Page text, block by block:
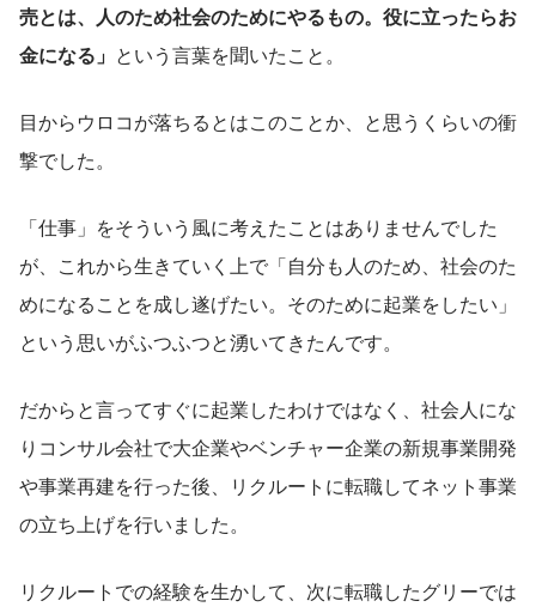
売とは、人のため社会のためにやるもの。役に立ったらお
金になる」 という言葉を聞いたこと。
目からウロコが落ちるとはこのことか、と思うくらいの衝
撃でした。
「仕事」をそういう風に考えたことはありませんでした
が、これから生きていく上で「自分も人のため、社会のた
めになることを成し遂げたい。そのために起業をしたい」
という思いがふつふつと湧いてきたんです。
だからと言ってすぐに起業したわけではなく、社会人にな
りコンサル会社で大企業やベンチャー企業の新規事業開発
や事業再建を行った後、リクルートに転職してネット事業
の立ち上げを行いました。
リクルートでの経験を生かして、次に転職したグリーでは